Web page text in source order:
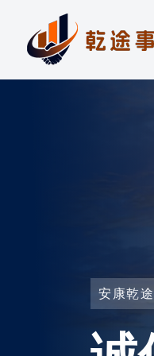
安康乾